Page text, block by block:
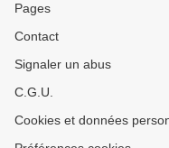
Pages
Contact
Signaler un abus
C.G.U.
Cookies et données